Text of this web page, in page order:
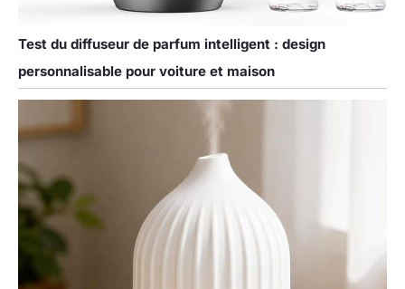
Test du diffuseur de parfum intelligent : design
personnalisable pour voiture et maison